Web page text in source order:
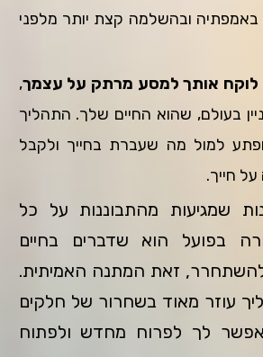
ובהשלמה קצת יותר מלפני
לוקח אותך למסע מרתק על עצמך,
בעולם, שהוא החיים שלך. התהליך
למול מה שעברת בחייך ולקבל
חייך.
שמגיעות מהתבוננות על כל
בפועל הוא שדברים בחיים
זאת המתנה האמיתית.
עוזר מאוד בשחרור של חלקים
לך לפרוח מחדש ולפתוח